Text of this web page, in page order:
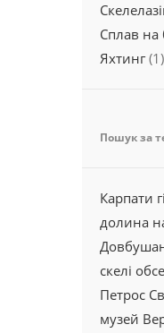
Сплав на
Яхтинг(1)
Пошук за
Карпати
долина
скелі
Петрос
музей